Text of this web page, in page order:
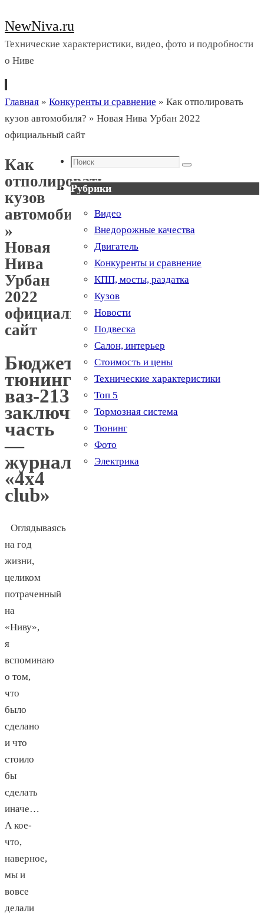
NewNiva.ru
Технические характеристики, видео, фото и подробности
о Ниве
Перейти
к
содержимому
Главная » Конкуренты и сравнение » Как отполировать
кузов автомобиля? » Новая Нива Урбан 2022
официальный сайт
Как
отполировать
кузов
автомобиля?
»
Новая
Нива
Урбан
2022
официальный
сайт
Бюджетный
тюнинг
ваз-2131.
заключительная
часть
—
журнал
«4х4
club»
Оглядываясь
на год
жизни,
целиком
потраченный
на
«Ниву»,
я
вспоминаю
о том,
что
было
сделано
и что
стоило
бы
сделать
иначе…
А кое-
что,
наверное,
мы и
вовсе
делали
Поиск
Поиск
Рубрики
Видео
Внедорожные качества
Двигатель
Конкуренты и сравнение
КПП, мосты, раздатка
Кузов
Новости
Подвеска
Салон, интерьер
Стоимость и цены
Технические характеристики
Топ 5
Тормозная система
Тюнинг
Фото
Электрика